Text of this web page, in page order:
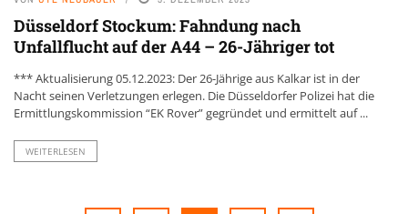
Düsseldorf Stockum: Fahndung nach
Unfallflucht auf der A44 – 26-Jähriger tot
*** Aktualisierung 05.12.2023: Der 26-Jährige aus Kalkar ist in der
Nacht seinen Verletzungen erlegen. Die Düsseldorfer Polizei hat die
Ermittlungskommission “EK Rover” gegründet und ermittelt auf ...
WEITERLESEN